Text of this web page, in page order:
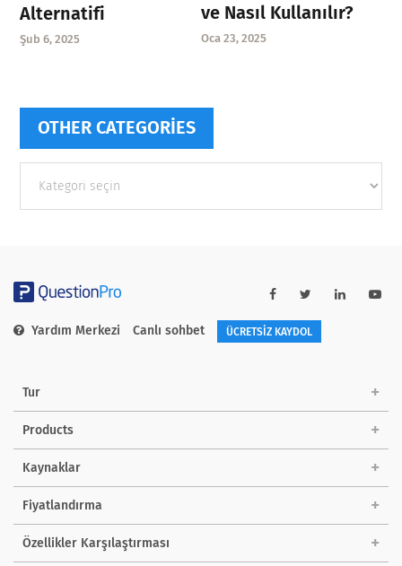
Alternatifi
Şub 6, 2025
ve Nasıl Kullanılır?
Oca 23, 2025
OTHER CATEGORIES
categories
Yardım Merkezi Canlı sohbet ÜCRETSİZ KAYDOL
Tur
Products
Kaynaklar
Fiyatlandırma
Özellikler Karşılaştırması